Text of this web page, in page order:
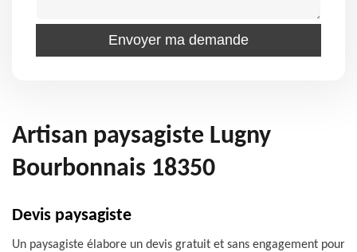
Artisan paysagiste Lugny
Bourbonnais 18350
Devis paysagiste
Un paysagiste élabore un devis gratuit et sans engagement pour